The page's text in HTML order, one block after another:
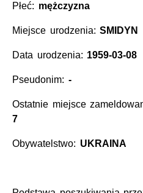
Płeć: mężczyzna
Miejsce urodzenia:SMIDYN
Data urodzenia: 1959-03-08
Pseudonim: -
Ostatnie miejsce
7
Obywatelstwo: UKRAINA